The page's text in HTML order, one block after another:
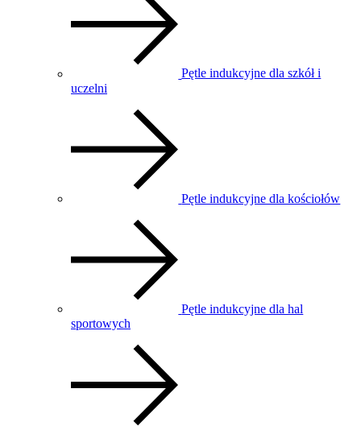
Pętle indukcyjne dla szkół i
uczelni
Pętle indukcyjne dla kościołów
Pętle indukcyjne dla hal
sportowych